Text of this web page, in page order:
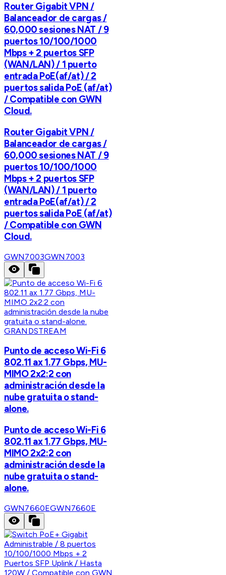
Router Gigabit VPN /
Balanceador de cargas /
60,000 sesiones NAT / 9
puertos 10/100/1000
Mbps + 2 puertos SFP
(WAN/LAN) / 1 puerto
entrada PoE(af/at) / 2
puertos salida PoE (af/at)
/ Compatible con GWN
Cloud.
Router Gigabit VPN /
Balanceador de cargas /
60,000 sesiones NAT / 9
puertos 10/100/1000
Mbps + 2 puertos SFP
(WAN/LAN) / 1 puerto
entrada PoE(af/at) / 2
puertos salida PoE (af/at)
/ Compatible con GWN
Cloud.
GWN7003GWN7003
GRANDSTREAM
Punto de acceso Wi-Fi 6
802.11 ax 1.77 Gbps, MU-
MIMO 2x2:2 con
administración desde la
nube gratuita o stand-
alone.
Punto de acceso Wi-Fi 6
802.11 ax 1.77 Gbps, MU-
MIMO 2x2:2 con
administración desde la
nube gratuita o stand-
alone.
GWN7660EGWN7660E